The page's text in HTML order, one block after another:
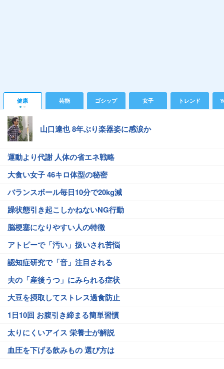
健康 芸能 ゴシップ 女子 トレンド
山口達也 8年ぶり楽器姿に感涙か
運動より代謝 人体の省エネ戦略
大食い女子 46キロ体型の秘密
バランスボール毎日10分で20kg減
躁状態引き起こしかねないNG行動
脳梗塞になりやすい人の特徴
アトピーで「汚い」扱いされ苦悩
認知症研究で「音」注目される
夫の「産後うつ」にみられる症状
大豆を摂取してストレス過食防止
1日10回 お腹引き締まる簡単習慣
太りにくいアイス 栄養士が解説
血圧を下げる飲みもの 選び方は